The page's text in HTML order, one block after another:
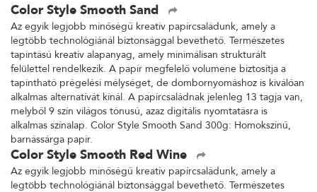
Color Style Smooth Sand
Az egyik legjobb minőségű kreatív papírcsaládunk, amely a
legtöbb technológiánál biztonsággal bevethető. Természetes
tapintású kreatív alapanyag, amely minimálisan strukturált
felülettel rendelkezik. A papír megfelelő volumene biztosítja a
tapintható prégelési mélységet, de dombornyomáshoz is kiválóan
alkalmas alternatívát kínál. A papírcsaládnak jelenleg 13 tagja van,
melyből 9 szín világos tónusú, azaz digitális nyomtatásra is
alkalmas színalap. Color Style Smooth Sand 300g: Homokszínű,
barnássárga papír.
Color Style Smooth Red Wine
Az egyik legjobb minőségű kreatív papírcsaládunk, amely a
legtöbb technológiánál biztonsággal bevethető. Természetes